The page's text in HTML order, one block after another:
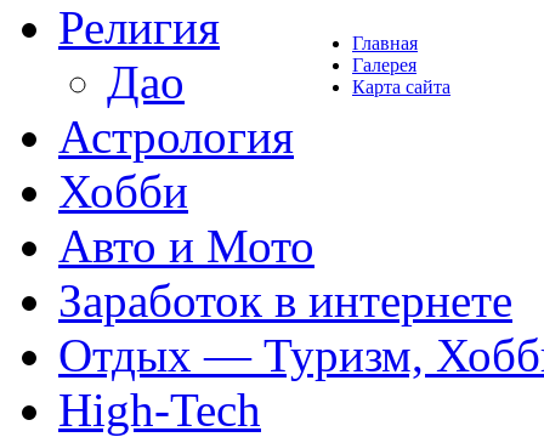
Главная
Галерея
Карта сайта
Религия
Дао
Астрология
Хобби
Авто и Мото
Заработок в интернете
Отдых — Туризм,
High-Tech